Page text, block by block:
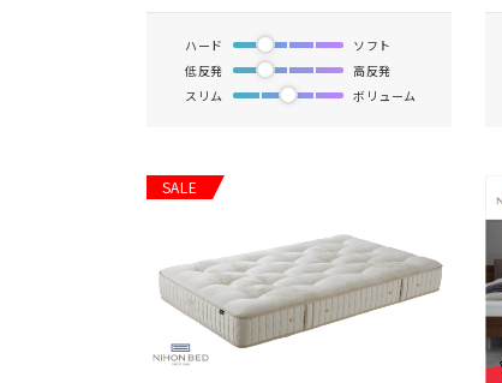
ハード
ソフト
低反発
高反発
スリム
ボリューム
SALE